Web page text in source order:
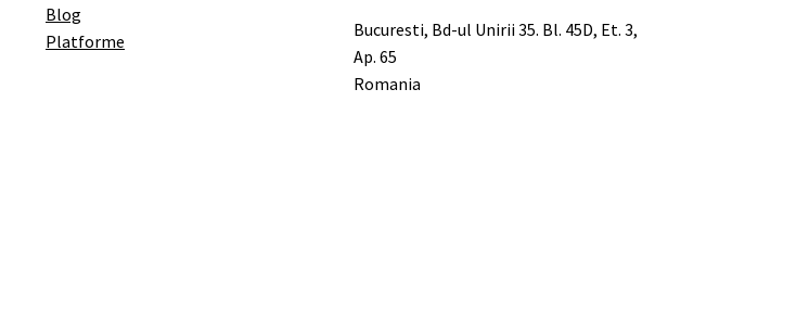
Blog
Platforme
Bucuresti, Bd-ul Unirii 35. Bl. 45D, Et. 3,
Ap. 65
Romania